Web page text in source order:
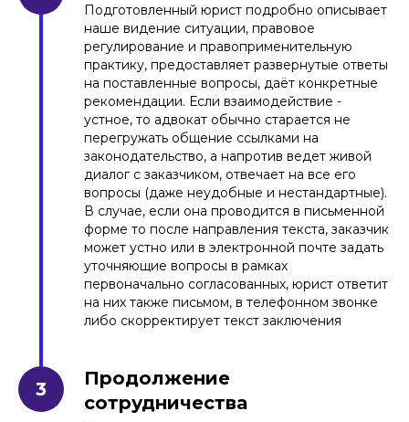
Подготовленный юрист подробно описывает
наше видение ситуации, правовое
регулирование и правоприменительную
практику, предоставляет развернутые ответы
на поставленные вопросы, даёт конкретные
рекомендации. Если взаимодействие -
устное, то адвокат обычно старается не
перегружать общение ссылками на
законодательство, а напротив ведет живой
диалог с заказчиком, отвечает на все его
вопросы (даже неудобные и нестандартные).
В случае, если она проводится в письменной
форме то после направления текста, заказчик
может устно или в электронной почте задать
уточняющие вопросы в рамках
первоначально согласованных, юрист ответит
на них также письмом, в телефонном звонке
либо скорректирует текст заключения
Продолжение
сотрудничества